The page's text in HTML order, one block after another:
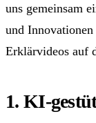
uns gemeinsam
und
Erklärvideos auf
1. KI-